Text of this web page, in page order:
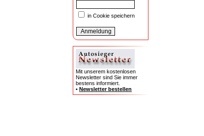
in Cookie speichern
Mit unserem kostenlosen
Newsletter sind Sie immer
bestens informiert.
• Newsletter bestellen